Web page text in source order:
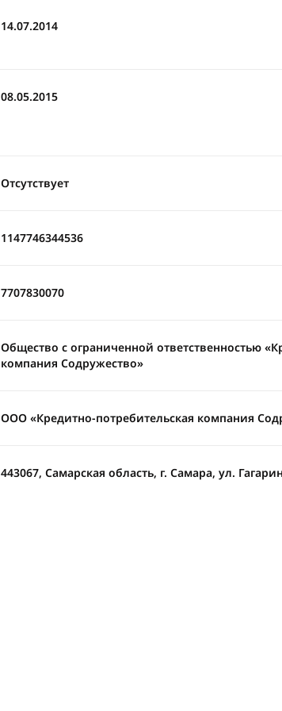
14.07.2014
08.05.2015
Отсутствует
1147746344536
7707830070
Общество с ограниченной ответственностью
компания Содружество»
ООО «Кредитно-потребительская компания
443067, Самарская область, г. Самара, ул.